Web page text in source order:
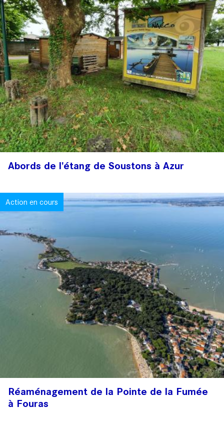
Abords de l'étang de Soustons à Azur
Action en cours
Réaménagement de la Pointe de la Fumée
à Fouras